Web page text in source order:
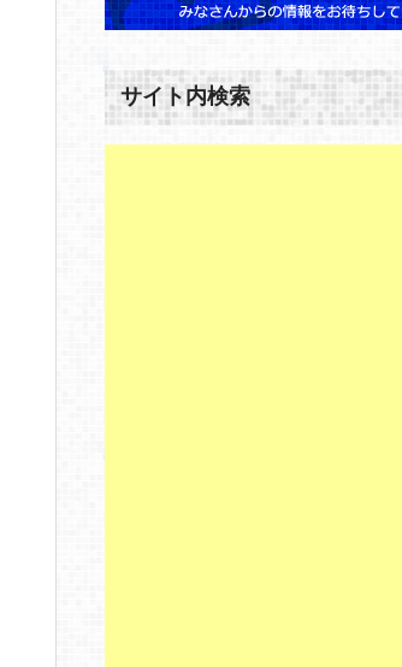
サイト内検索